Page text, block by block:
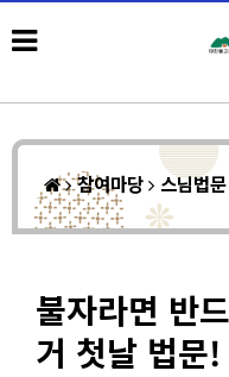
참여마당 스님법문
불자라면 반
거 첫날 법문!